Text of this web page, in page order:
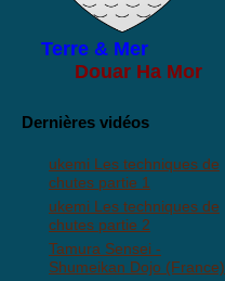
Terre & Mer
Douar Ha Mor
Dernières vidéos
ukemi Les techniques de
chutes partie 1
ukemi Les techniques de
chutes partie 2
Tamura Sensei -
Shumeikan Dojo (France)